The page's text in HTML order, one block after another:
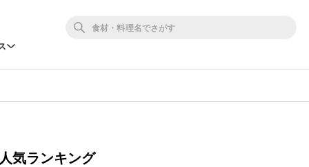
人気ランキング